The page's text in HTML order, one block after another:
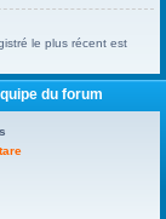
le plus récent est
du forum